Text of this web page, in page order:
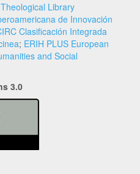
Library
de Innovación
Clasificación Integrada
; ERIH PLUS European
and Social
3.0